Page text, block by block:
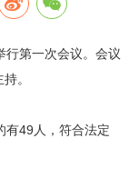
第一次会议。会议
。
49人，符合法定